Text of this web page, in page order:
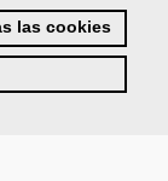
las cookies